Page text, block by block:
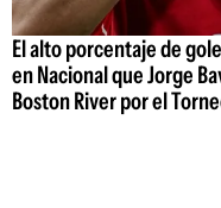
El alto porcentaje de
en Nacional que Jorge
Boston River por el